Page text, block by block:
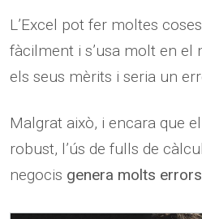
L’Excel pot fer moltes
fàcilment i s’usa molt en el
els seus mèrits i seria un
Malgrat això, i encara que
robust, l’ús de fulls de
negocis genera molts errors